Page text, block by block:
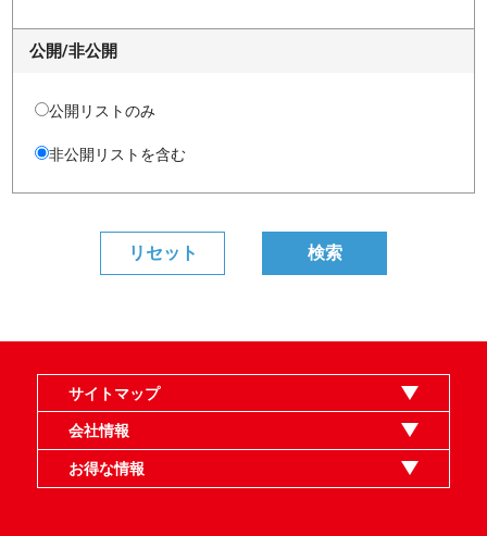
公開/非公開
公開リストのみ
非公開リストを含む
サイトマップ
オンラインショップ
買取
記事
選手一覧
デッキ検索
デッキ構築
イベント・大会
店舗のご案内
お問い合わせ
ヘルプ
FAQ
会社情報
利用規約
スタッフ募集
特定商取引法表示
個人情報保護指針
企業情報
お得な情報